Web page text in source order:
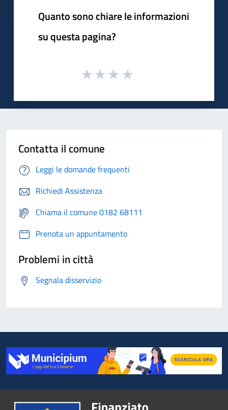
Quanto sono chiare le informazioni
su questa pagina?
Contatta il comune
Leggi le domande frequenti
Richiedi Assistenza
Chiama il comune 0182 68111
Prenota un appuntamento
Problemi in città
Segnala disservizio